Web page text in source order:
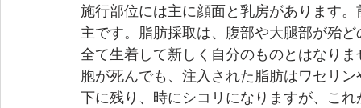
施行部位には主に顔面と乳房があります
主です。脂肪採取は、腹部や大腿部が殆
全て生着して新しく自分のものとはなり
胞が死んでも、注入された脂肪はワセリ
下に残り、時にシコリになりますが、こ